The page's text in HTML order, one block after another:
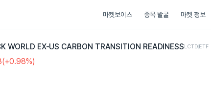
마켓보이스 종목 발굴 마켓 정보
WORLD EX-US CARBON TRANSITION READINESSLCTDETF